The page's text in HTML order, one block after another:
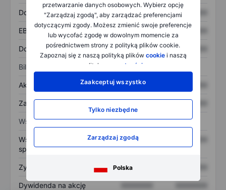
przetwarzanie danych osobowych. Wybierz opcję
"Zarządzaj zgodą", aby zarządzać preferencjami
dotyczącymi zgody. Możesz zmienić swoje preferencje
lub wycofać zgodę w dowolnym momencie za
pośrednictwem strony z polityką plików cookie.
Zapoznaj się z naszą polityką plików cookiei naszą
polityką
prywatności
Zaakceptuj wszystko
Tylko niezbędne
Zarządzaj zgodą
Polska
Dochód XXXXXXX XXXXXXX
EBITDA XXXXXXX
Dochód netto XXXXXXX XXXXXXX
Bilans
Aktywa ogółem XXXXXXX
Zadłużenie ogółem XXXXXXX
Wskaźniki
Współczynnik cena do
sprzedaży
XXXXXXX
Zysk na akcję XXXXXXX
Dywidenda na akcję